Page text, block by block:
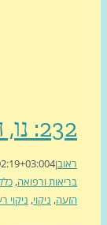
02T13:02:19+03:00
ורפואה,כללי,רפואה
,ניקוי רעלים,